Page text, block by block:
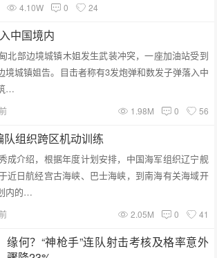
4.10W 0 24
中国境内
北部边境城镇木姐发生武装冲突，一座加油站受到
境城镇姐告。目击者称有3发炮弹和数发子弹落入中
…
1.98M 0 56
组织跨区机动训练
成介绍，根据年度计划安排，中国海军组织辽宁舰
近日航经宫古海峡、巴士海峡，到南海有关海域开
内的…
2.05M 0 41
缘何？“神枪手”连队射击考核及格率意外